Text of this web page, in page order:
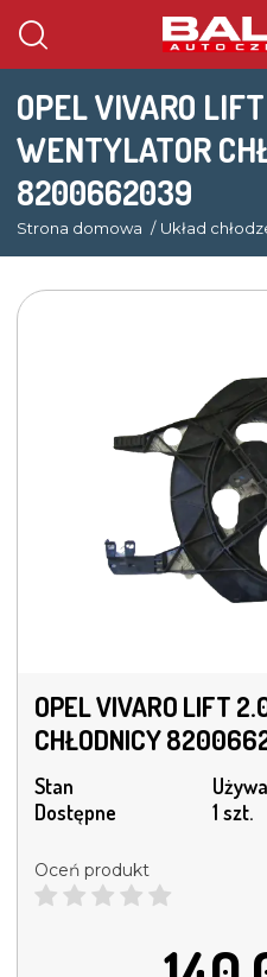
OPEL VIVARO
WENTYLATOR
8200662039
Strona domowa Układ
OPEL VIVARO LIFT
CHŁODNICY
Stan
Dostępne
1 szt.
Oceń produkt